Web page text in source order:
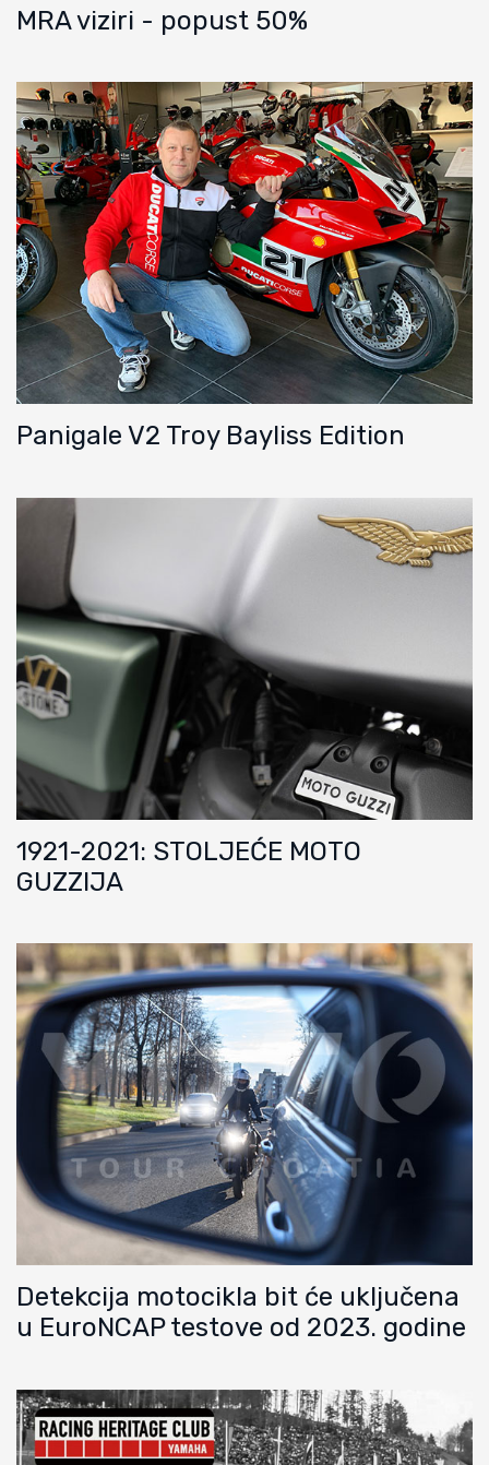
MRA viziri - popust 50%
Panigale V2 Troy Bayliss Edition
1921-2021: STOLJEĆE MOTO
GUZZIJA
Detekcija motocikla bit će uključena
u EuroNCAP testove od 2023. godine